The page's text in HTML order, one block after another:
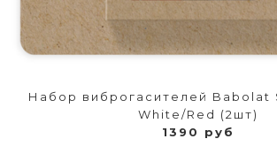
Набор виброгасителей Babolat
White/Red (2шт)
1390 руб